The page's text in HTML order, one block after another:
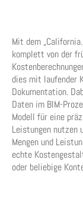
Mit dem
komplett von der
dies mit laufender
Dokumentation.
Daten im BIM-
Modell für eine
Leistungen nutzen
Mengen und
echte
oder beliebige